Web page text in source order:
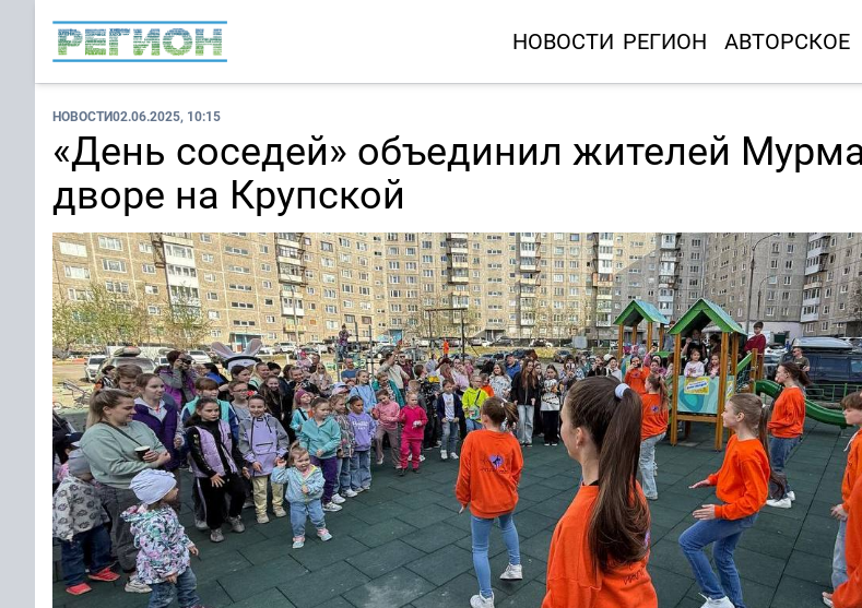
НОВОСТИ РЕГИОН АВТОРСКОЕ
НОВОСТИ02.06.2025, 10:15
«День соседей» объединил жителей
дворе на Крупской